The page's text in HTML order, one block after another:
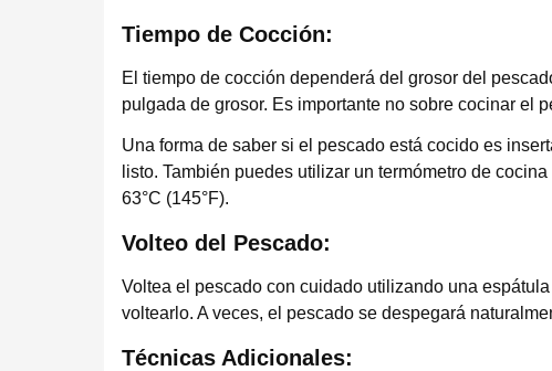
Tiempo de Cocción:
El tiempo de cocción dependerá del grosor del
pulgada de grosor. Es importante no sobre cocinar el
Una forma de saber si el pescado está cocido es
listo. También puedes utilizar un termómetro de
63°C (145°F).
Volteo del Pescado:
Voltea el pescado con cuidado utilizando una
voltearlo. A veces, el pescado se despegará
Técnicas Adicionales: